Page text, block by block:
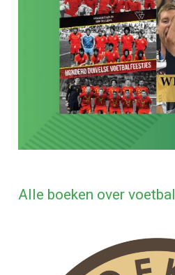
Alle boeken over voetbal